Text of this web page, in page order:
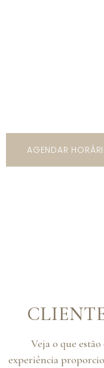
AGENDAR
Veja o que
experiência